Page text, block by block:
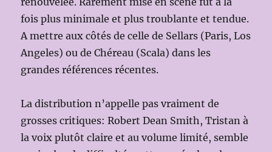
fois plus minimale et plus troublante et tendue.
A mettre aux côtés de celle de Sellars (Paris, Los
Angeles) ou de Chéreau (Scala) dans les
grandes références récentes.
La distribution n’appelle pas vraiment de
grosses critiques: Robert Dean Smith, Tristan à
la voix plutôt claire et au volume limité, semble